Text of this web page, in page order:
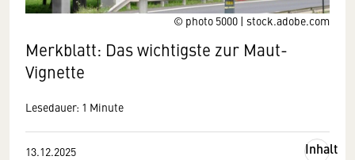
© photo 5000 | stock.adobe.com
Merkblatt: Das wichtigste zur Maut-
Vignette
Lesedauer: 1 Minute
13.12.2025
Inhalt